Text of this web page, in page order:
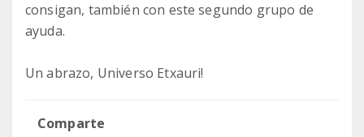
consigan, también con este segundo grupo de
ayuda.
Un abrazo, Universo Etxauri!
Comparte